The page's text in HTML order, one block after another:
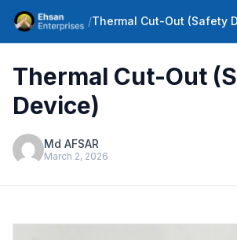
/
Thermal Cut-Out
Device)
Md AFSAR
March 2, 2026